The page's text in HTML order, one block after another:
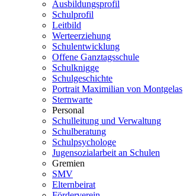
Ausbildungsprofil
Schulprofil
Leitbild
Werteerziehung
Schulentwicklung
Offene Ganztagsschule
Schulknigge
Schulgeschichte
Portrait Maximilian von Montgelas
Sternwarte
Personal
Schulleitung und Verwaltung
Schulberatung
Schulpsychologe
Jugensozialarbeit an Schulen
Gremien
SMV
Elternbeirat